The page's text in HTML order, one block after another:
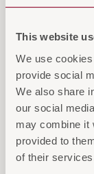
This website
We use
provide social
We also share
our social
may combine it
provided to
of their